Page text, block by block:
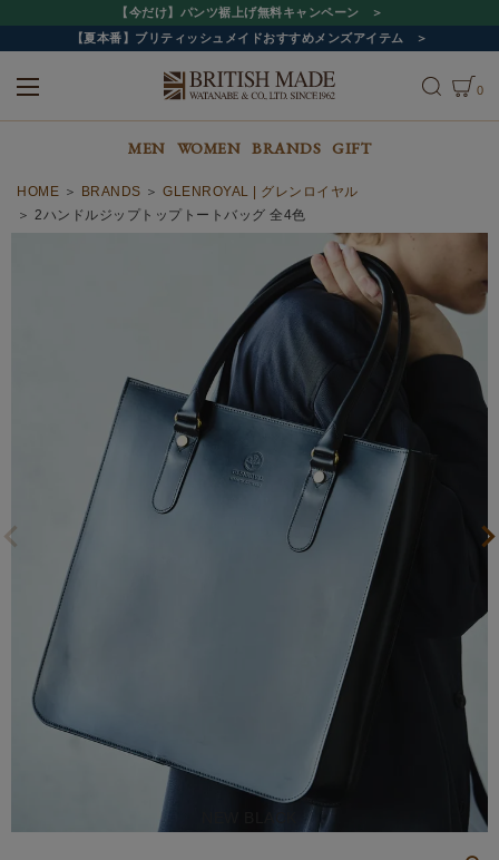
【今だけ】パンツ裾上げ無料キャンペーン
【夏本番】ブリティッシュメイドおすすめメンズアイテム
0
MEN WOMEN BRANDS GIFT
HOME BRANDS
GLENROYAL | グレンロイヤル
2ハンドルジップトップトートバッグ 全4色